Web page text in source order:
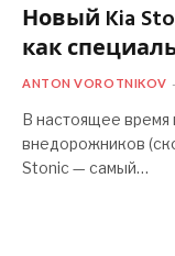
Новый Kia
как
ANTON VOROTNIKOV
В настоящее время
внедорожников
Stonic — самый…